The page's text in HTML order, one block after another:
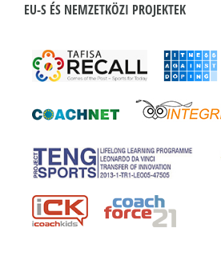
EU-S ÉS NEMZETKÖZI PROJEKTEK